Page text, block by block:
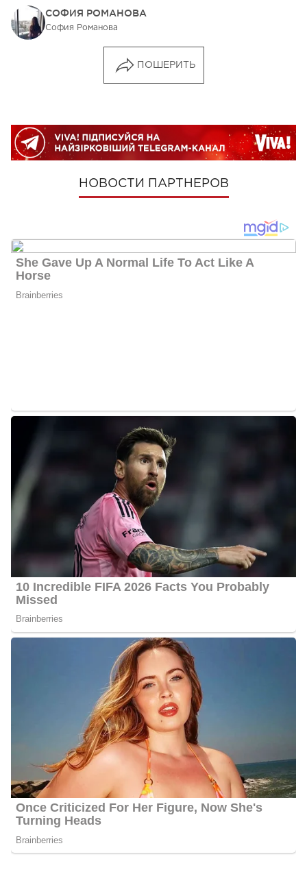
СОФИЯ РОМАНОВА
София Романова
ПОШЕРИТЬ
НОВОСТИ ПАРТНЕРОВ